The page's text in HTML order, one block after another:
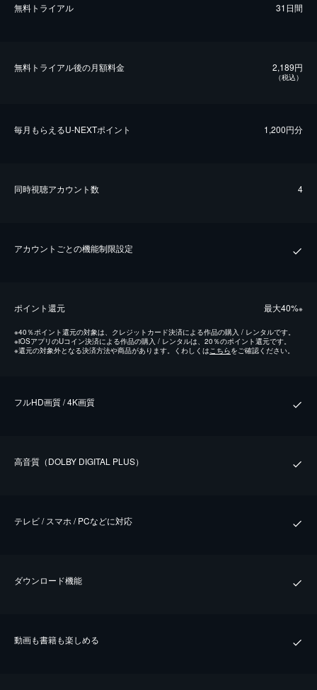
無料トライアル 31日間
無料トライアル後の⽉額料金 2,189円
（税込）
毎⽉もらえるU-NEXTポイント 1,200円分
同時視聴アカウント数 4
アカウントごとの機能制限設定
ポイント還元 最⼤40%※
※40％ポイント還元の対象は、クレジットカード決済による作品の購入 / レンタルです。
※iOSアプリのUコイン決済による作品の購入 / レンタルは、20％のポイント還元です。
※還元の対象外となる決済方法や商品があります。くわしくは こちらをご確認ください。
フルHD画質 / 4K画質
⾼⾳質（DOLBY DIGITAL PLUS）
テレビ / スマホ / PCなどに対応
ダウンロード機能
動画も書籍も楽しめる